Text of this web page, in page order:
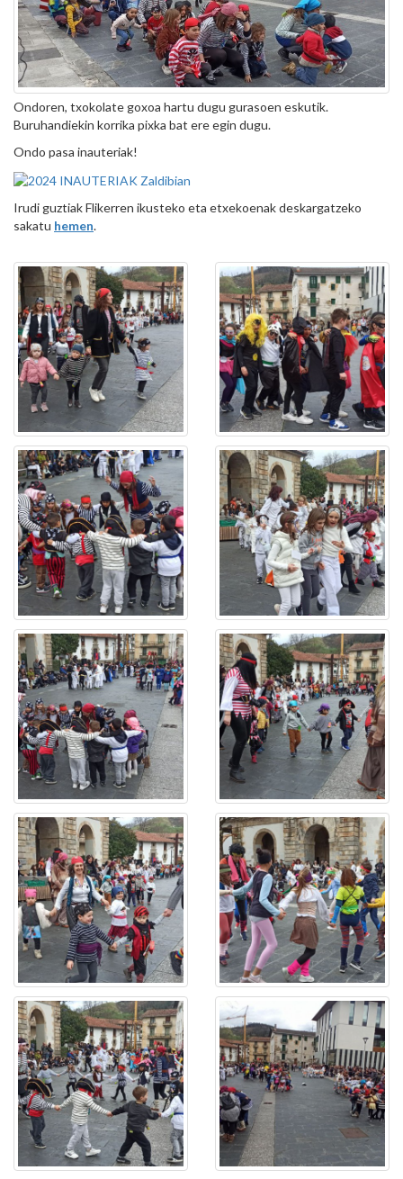
Ondoren, txokolate goxoa hartu dugu gurasoen eskutik.
Buruhandiekin korrika pixka bat ere egin dugu.
Ondo pasa inauteriak!
Irudi guztiak Flikerren ikusteko eta etxekoenak deskargatzeko
sakatu hemen.